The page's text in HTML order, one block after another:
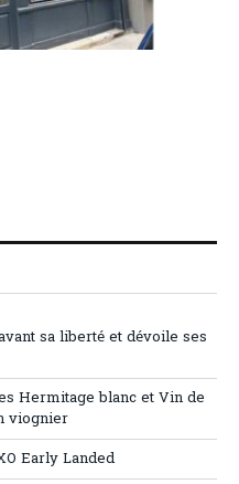
sa liberté et dévoile ses
Hermitage blanc et Vin de
viognier
Early Landed